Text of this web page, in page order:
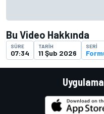
Bu Video Hakkında
SÜRE
07:34
TARIH
11 Şub 2026
SERI